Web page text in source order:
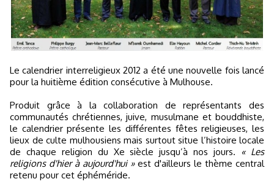
Le calendrier interreligieux 2012 a été une nouvelle fois lancé
pour la huitième édition consécutive à Mulhouse.
Produit grâce à la collaboration de représentants des
communautés chrétiennes, juive, musulmane et bouddhiste,
le calendrier présente les différentes fêtes religieuses, les
lieux de culte mulhousiens mais surtout situe l’histoire locale
de chaque religion du Xe siècle jusqu’à nos jours. « Les
religions d'hier à aujourd'hui »est d'ailleurs le thème central
retenu pour cet éphéméride.